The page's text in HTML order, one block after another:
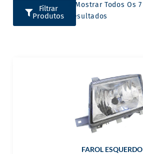
Filtrar
Produtos
A Mostrar Todos Os 7
Resultados
FAROL ESQUERDO